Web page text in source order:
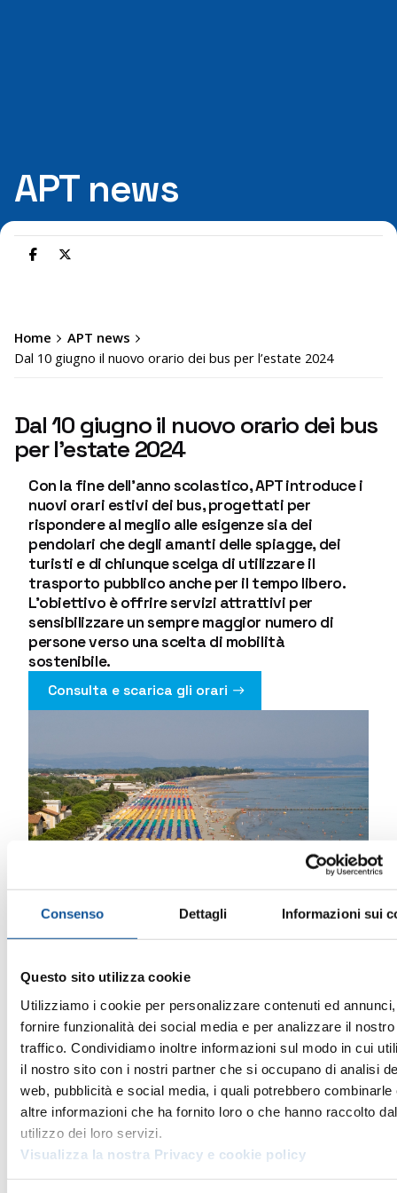
Consenso Dettagli Informazioni sui
Questo sito utilizza cookie
Utilizziamo i cookie per personalizzare contenuti ed
fornire funzionalità dei social media e per analizzare il nostro
traffico. Condividiamo inoltre informazioni sul modo in cui
il nostro sito con i nostri partner che si occupano di analisi
web, pubblicità e social media, i quali potrebbero combinarle
altre informazioni che ha fornito loro o che hanno raccolto
utilizzo dei loro servizi.
Visualizza la nostra Privacy e cookie policy
APT news
Home
APT news
Dal 10 giugno il nuovo orario dei bus per l’estate 2024
Dal 10 giugno il nuovo orario dei bus
per l’estate 2024
Con la fine dell’anno scolastico, APT introduce i
nuovi orari estivi dei bus, progettati per
rispondere al meglio alle esigenze sia dei
pendolari che degli amanti delle spiagge, dei
turisti e di chiunque scelga di utilizzare il
trasporto pubblico anche per il tempo libero.
L’obiettivo è offrire servizi attrattivi per
sensibilizzare un sempre maggior numero di
persone verso una scelta di mobilità
sostenibile.
Consulta e scarica gli orari
In bus verso le spiagge del Friuli-Venezia
Giulia
Con le linee extraurbane svolte da
APT,nell’ambito del servizio regionale gestito